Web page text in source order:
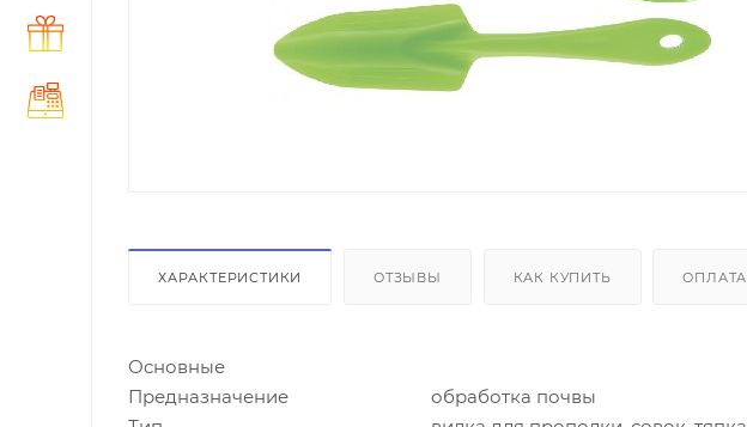
ХАРАКТЕРИСТИКИ ОТЗЫВЫ КАК КУПИТЬ ОПЛАТА
Основные
Предназначение
обработка почвы